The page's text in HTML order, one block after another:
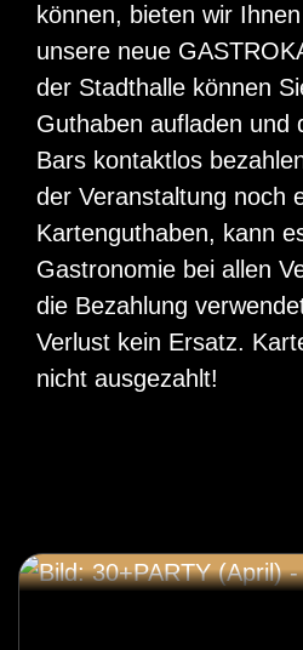
können, bieten wir
unsere neue
der Stadthalle können
Guthaben aufladen und
Bars kontaktlos
der Veranstaltung noch
Kartenguthaben, kann
Gastronomie bei allen
die Bezahlung
Verlust kein Ersatz.
nicht ausgezahlt!